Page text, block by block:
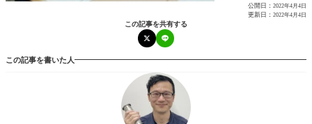
公開日： 2022年4月4日
更新日： 2022年4月4日
この記事を共有する
この記事を書いた人